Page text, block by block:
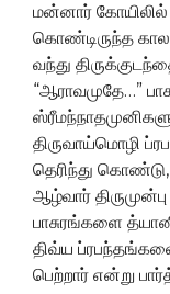
மன்னார் கோயிலில்
கொண்டிருந்த
வந்து
“ஆராவமுதே…”
திருவாய்மொழி
தெரிந்து கொண்டு,
ஆழ்வார்
பாசுரங்களை
திவ்ய
பெற்றார் என்று